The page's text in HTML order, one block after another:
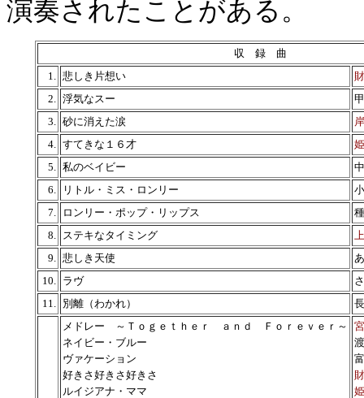
演奏されたことがある。
収 録 曲
1.
悲しき片想い
2.
浮気なスー
3.
砂に消えた涙
4.
すてきな１６才
5.
私のベイビー
6.
リトル・ミス・ロンリー
7.
ロンリー・ポップ・リップス
8.
ステキなタイミング
9.
悲しき天使
10.
ラヴ
11.
別離（わかれ）
メドレー ～Ｔｏｇｅｔｈｅｒ ａｎｄ Ｆｏｒｅｖｅｒ～
ネイビー・ブルー
ヴァケーション
好きさ好きさ好きさ
ルイジアナ・ママ